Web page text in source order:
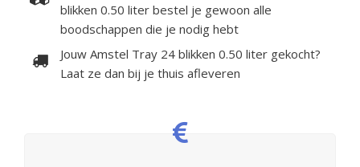
blikken 0.50 liter bestel je gewoon alle
boodschappen die je nodig hebt
Jouw Amstel Tray 24 blikken 0.50 liter gekocht?
Laat ze dan bij je thuis afleveren